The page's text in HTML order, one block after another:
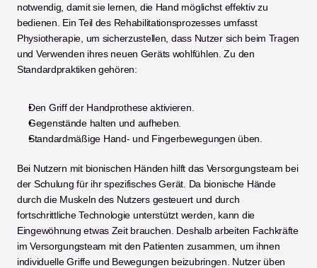
notwendig, damit sie lernen, die Hand möglichst effektiv zu
bedienen. Ein Teil des Rehabilitationsprozesses umfasst
Physiotherapie, um sicherzustellen, dass Nutzer sich beim Tragen
und Verwenden ihres neuen Geräts wohlfühlen. Zu den
Standardpraktiken gehören:
Den Griff der Handprothese aktivieren.
Gegenstände halten und aufheben.
Standardmäßige Hand- und Fingerbewegungen üben.
Bei Nutzern mit bionischen Händen hilft das Versorgungsteam bei
der Schulung für ihr spezifisches Gerät. Da bionische Hände
durch die Muskeln des Nutzers gesteuert und durch
fortschrittliche Technologie unterstützt werden, kann die
Eingewöhnung etwas Zeit brauchen. Deshalb arbeiten Fachkräfte
im Versorgungsteam mit den Patienten zusammen, um ihnen
individuelle Griffe und Bewegungen beizubringen. Nutzer üben